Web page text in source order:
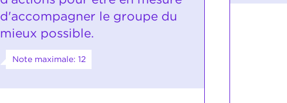
d'accompagner le groupe du
mieux possible.
Note maximale: 12